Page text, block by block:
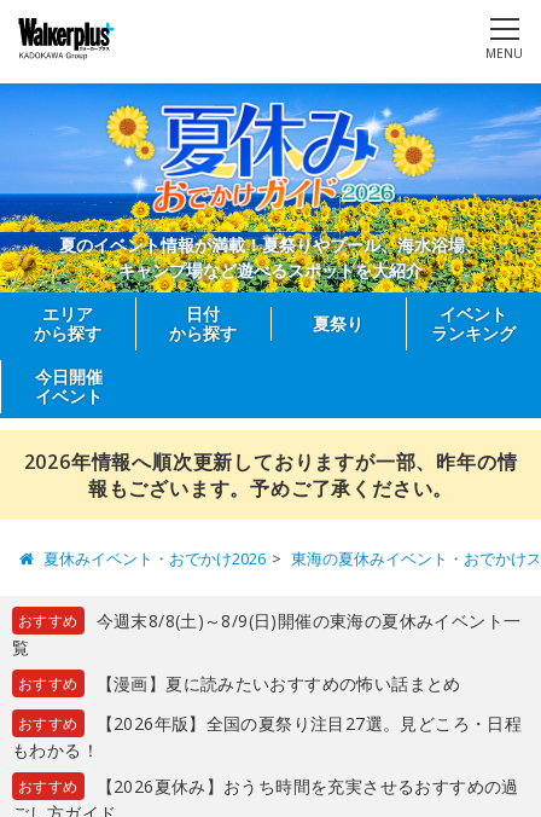
MENU
夏のイベント情報が満載！夏祭りやプール、海水浴場、
キャンプ場など遊べるスポットを大紹介
エリア
から探す
日付
から探す
夏祭り
イベント
ランキング
今日開催
イベント
2026年情報へ順次更新しておりますが一部、昨年の情
報もございます。予めご了承ください。
夏休みイベント・おでかけ2026 東海の夏休みイベント・おでかけ
おすすめ
今週末8/8(土)～8/9(日)開催の東海の夏休みイベント一
覧
おすすめ 【漫画】夏に読みたいおすすめの怖い話まとめ
おすすめ
【2026年版】全国の夏祭り注目27選。見どころ・日程
もわかる！
おすすめ
【2026夏休み】おうち時間を充実させるおすすめの過
ごし方ガイド